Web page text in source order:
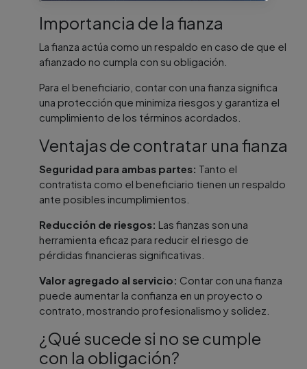
Importancia de la fianza
La fianza actúa como un respaldo en caso de que el
afianzado no cumpla con su obligación.
Para el beneficiario, contar con una fianza significa
una protección que minimiza riesgos y garantiza el
cumplimiento de los términos acordados.
Ventajas de contratar una fianza
Seguridad para ambas partes: Tanto el
contratista como el beneficiario tienen un respaldo
ante posibles incumplimientos.
Reducción de riesgos: Las fianzas son una
herramienta eficaz para reducir el riesgo de
pérdidas financieras significativas.
Valor agregado al servicio: Contar con una fianza
puede aumentar la confianza en un proyecto o
contrato, mostrando profesionalismo y solidez.
¿Qué sucede si no se cumple
con la obligación?